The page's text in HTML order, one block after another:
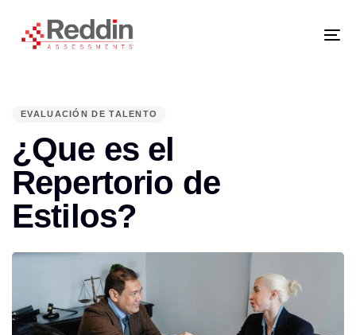
primary
navigation
EVALUACIÓN DE TALENTO
¿Que es el
Repertorio de
Estilos?